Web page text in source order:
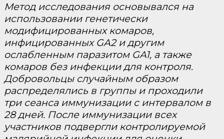
Метод исследования основывался на
использовании генетически
модифицированных комаров,
инфицированных GA2 и другим
ослабленным паразитом GA1, а также
комаров без инфекции для контроля.
Добровольцы случайным образом
распределялись в группы и проходили
три сеанса иммунизации с интервалом в
28 дней. После иммунизации всех
участников подвергли контролируемой